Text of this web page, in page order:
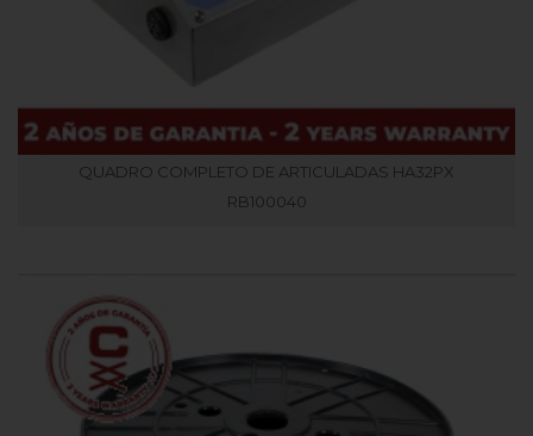
QUADRO COMPLETO DE ARTICULADAS HA32PX
RB100040